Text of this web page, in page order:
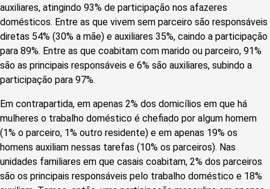
auxiliares, atingindo 93% de participação nos afazeres
domésticos. Entre as que vivem sem parceiro são responsáveis
diretas 54% (30% a mãe) e auxiliares 35%, caindo a participação
para 89%. Entre as que coabitam com marido ou parceiro, 91%
são as principais responsáveis e 6% são auxiliares, subindo a
participação para 97%.
Em contrapartida, em apenas 2% dos domicílios em que há
mulheres o trabalho doméstico é chefiado por algum homem
(1% o parceiro, 1% outro residente) e em apenas 19% os
homens auxiliam nessas tarefas (10% os parceiros). Nas
unidades familiares em que casais coabitam, 2% dos parceiros
são os principais responsáveis pelo trabalho doméstico e 18%